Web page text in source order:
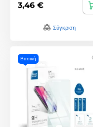
3,46 €
Σύγκριση
Βασική